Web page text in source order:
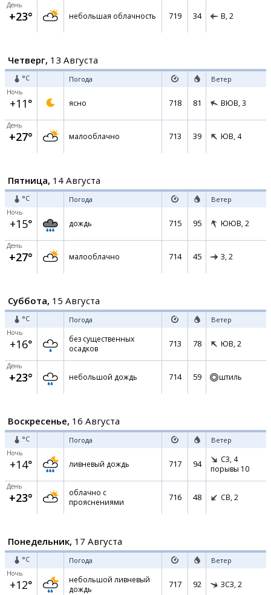
День
+23° небольшая облачность 719 34 В, 2
Четверг, 13 Августа
°C Погода Ветер
Ночь
+11° ясно 718 81 ВЮВ, 3
День
+27° малооблачно 713 39 ЮВ, 4
Пятница, 14 Августа
°C Погода Ветер
Ночь
+15° дождь 715 95 ЮЮВ, 2
День
+27° малооблачно 714 45 З, 2
Суббота, 15 Августа
°C Погода Ветер
Ночь
+16°
без существенных
осадков
713 78 ЮВ, 2
День
+23° небольшой дождь 714 59 штиль
Воскресенье, 16 Августа
°C Погода Ветер
Ночь
+14° ливневый дождь 717 94 СЗ, 4
порывы 10
День
+23°
облачно с
прояснениями
716 48 СВ, 2
Понедельник, 17 Августа
°C Погода Ветер
Ночь
+12°
небольшой ливневый
дождь
717 92 ЗСЗ, 2